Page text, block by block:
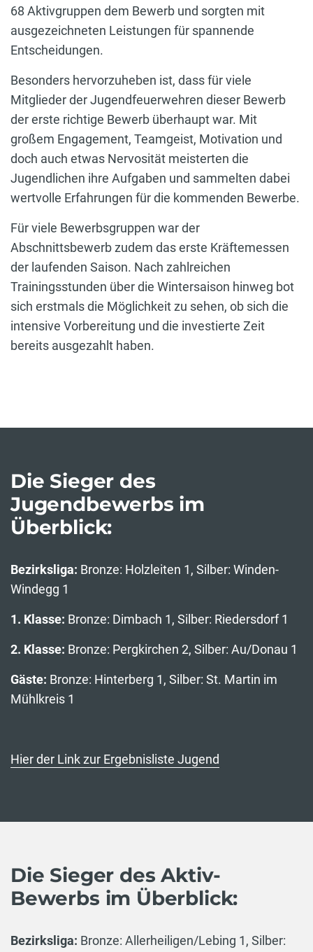
68 Aktivgruppen dem Bewerb und sorgten mit
ausgezeichneten Leistungen für spannende
Entscheidungen.
Besonders hervorzuheben ist, dass für viele
Mitglieder der Jugendfeuerwehren dieser Bewerb
der erste richtige Bewerb überhaupt war. Mit
großem Engagement, Teamgeist, Motivation und
doch auch etwas Nervosität meisterten die
Jugendlichen ihre Aufgaben und sammelten dabei
wertvolle Erfahrungen für die kommenden Bewerbe.
Für viele Bewerbsgruppen war der
Abschnittsbewerb zudem das erste Kräftemessen
der laufenden Saison. Nach zahlreichen
Trainingsstunden über die Wintersaison hinweg bot
sich erstmals die Möglichkeit zu sehen, ob sich die
intensive Vorbereitung und die investierte Zeit
bereits ausgezahlt haben.
Die Sieger des
Jugendbewerbs im
Überblick:
Bezirksliga: Bronze: Holzleiten 1, Silber: Winden-
Windegg 1
1. Klasse: Bronze: Dimbach 1, Silber: Riedersdorf 1
2. Klasse: Bronze: Pergkirchen 2, Silber: Au/Donau 1
Gäste: Bronze: Hinterberg 1, Silber: St. Martin im
Mühlkreis 1
Hier der Link zur Ergebnisliste Jugend
Die Sieger des Aktiv-
Bewerbs im Überblick:
Bezirksliga: Bronze: Allerheiligen/Lebing 1, Silber: